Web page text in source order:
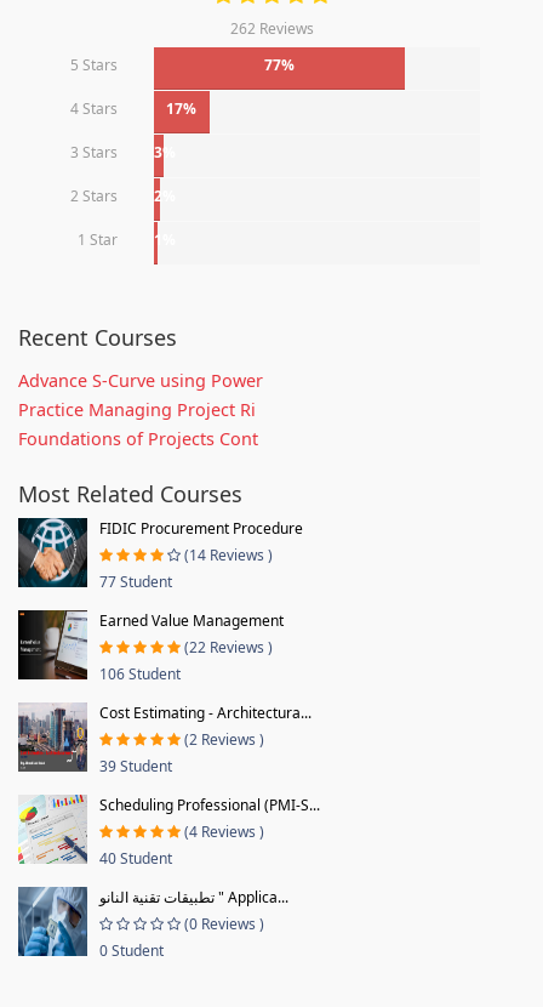
262 Reviews
5 Stars
77%
4 Stars 17%
3 Stars 3%
2 Stars 2%
1 Star 1%
Recent Courses
Advance S-Curve using Power
Practice Managing Project Ri
Foundations of Projects Cont
Most Related Courses
FIDIC Procurement Procedure
(14 Reviews )
77 Student
Earned Value Management
(22 Reviews )
106 Student
Cost Estimating - Architectura...
(2 Reviews )
39 Student
Scheduling Professional (PMI-S...
(4 Reviews )
40 Student
تطبيقات تقنية النانو " Applica...
(0 Reviews )
0 Student